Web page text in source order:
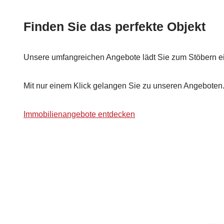
Finden Sie das perfekte Objekt
Unsere umfangreichen Angebote lädt Sie zum Stöbern
Mit nur einem Klick gelangen Sie zu unseren Angeboten.
Immobilienangebote entdecken